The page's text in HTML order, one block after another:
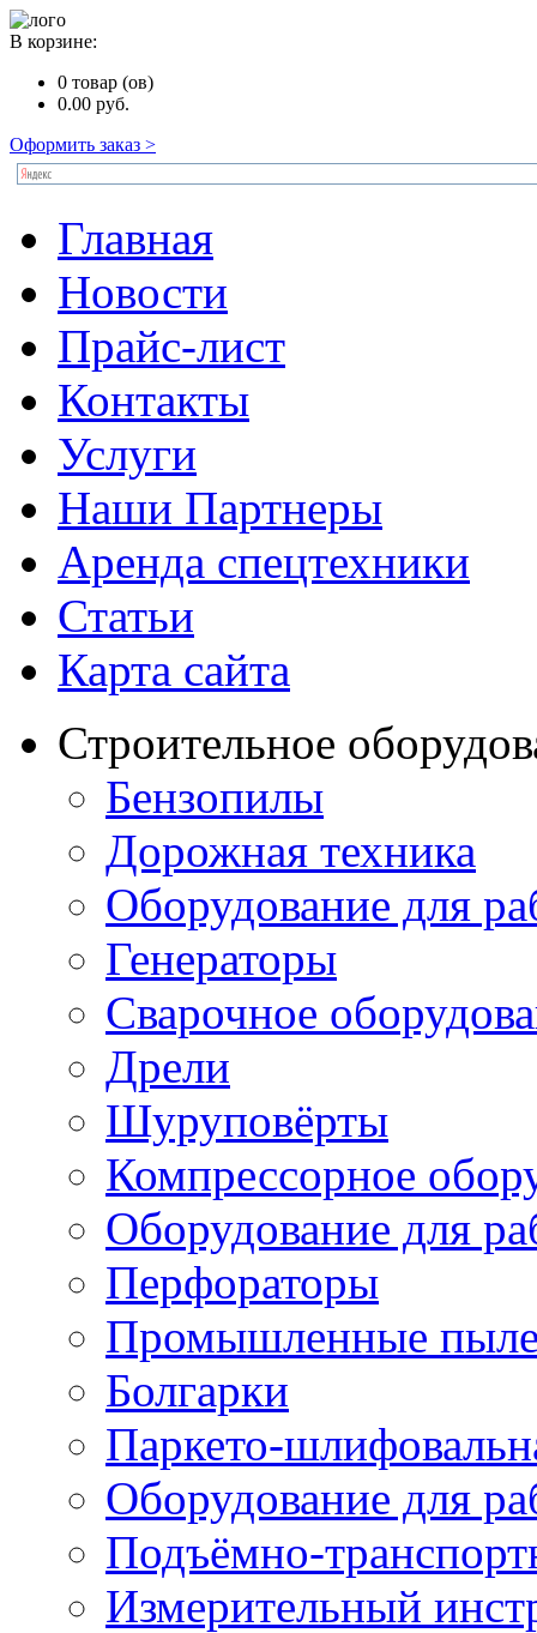
В корзине:
0 товар (ов)
0.00 руб.
Оформить заказ >
Главная
Новости
Прайс-лист
Контакты
Услуги
Наши Партнеры
Аренда спецтехники
Статьи
Карта сайта
Строительное
Бензопилы
Дорожная техника
Оборудование для
Генераторы
Сварочное
Дрели
Шуруповёрты
Компрессорное
Оборудование для
Перфораторы
Промышленные
Болгарки
Паркето-
Оборудование для
Подъёмно-
Измерительный